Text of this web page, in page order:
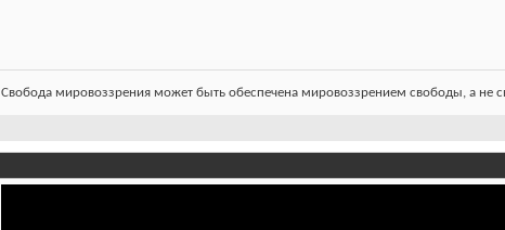
Свобода мировоззрения может быть обеспечена мировоззрением свободы, а не